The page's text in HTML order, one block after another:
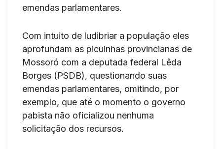
emendas parlamentares.
Com intuito de ludibriar a população eles
aprofundam as picuinhas provincianas de
Mossoró com a deputada federal Lêda
Borges (PSDB), questionando suas
emendas parlamentares, omitindo, por
exemplo, que até o momento o governo
pabista não oficializou nenhuma
solicitação dos recursos.